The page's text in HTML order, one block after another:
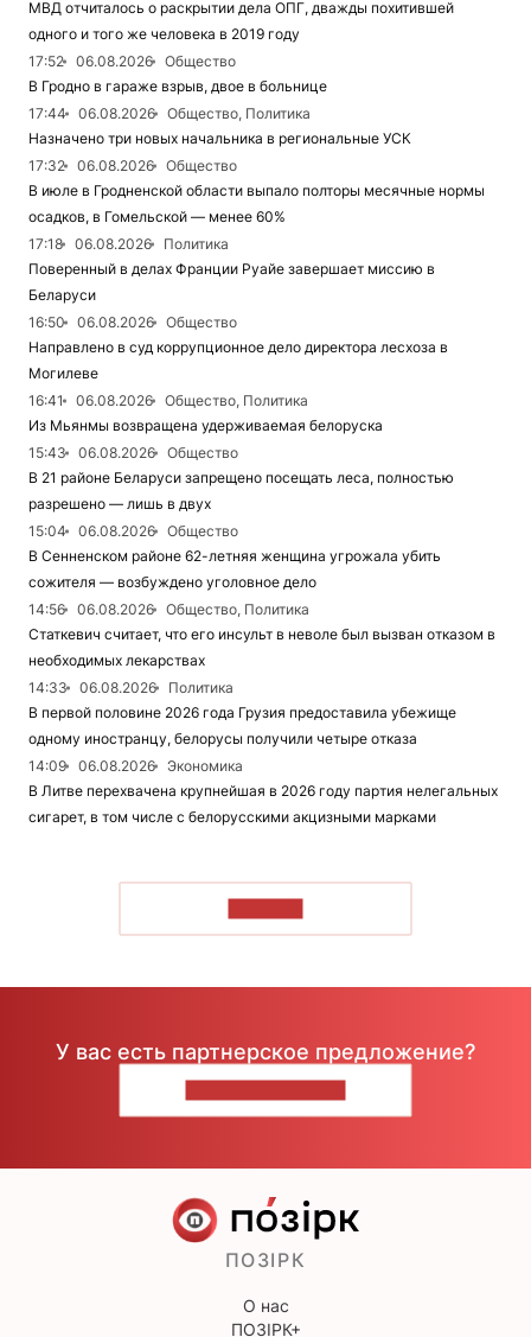
МВД отчиталось о раскрытии дела ОПГ, дважды похитившей
одного и того же человека в 2019 году
17:52
06.08.2026
Общество
В Гродно в гараже взрыв, двое в больнице
17:44
06.08.2026
Общество, Политика
Назначено три новых начальника в региональные УСК
17:32
06.08.2026
Общество
В июле в Гродненской области выпало полторы месячные нормы
осадков, в Гомельской — менее 60%
17:18
06.08.2026
Политика
Поверенный в делах Франции Руайе завершает миссию в
Беларуси
16:50
06.08.2026
Общество
Направлено в суд коррупционное дело директора лесхоза в
Могилеве
16:41
06.08.2026
Общество, Политика
Из Мьянмы возвращена удерживаемая белоруска
15:43
06.08.2026
Общество
В 21 районе Беларуси запрещено посещать леса, полностью
разрешено — лишь в двух
15:04
06.08.2026
Общество
В Сенненском районе 62-летняя женщина угрожала убить
сожителя — возбуждено уголовное дело
14:56
06.08.2026
Общество, Политика
Статкевич считает, что его инсульт в неволе был вызван отказом в
необходимых лекарствах
14:33
06.08.2026
Политика
В первой половине 2026 года Грузия предоставила убежище
одному иностранцу, белорусы получили четыре отказа
14:09
06.08.2026
Экономика
В Литве перехвачена крупнейшая в 2026 году партия нелегальных
сигарет, в том числе с белорусскими акцизными марками
У вас есть партнерское предложение?
ПОЗІРК
О нас
ПОЗІРК+